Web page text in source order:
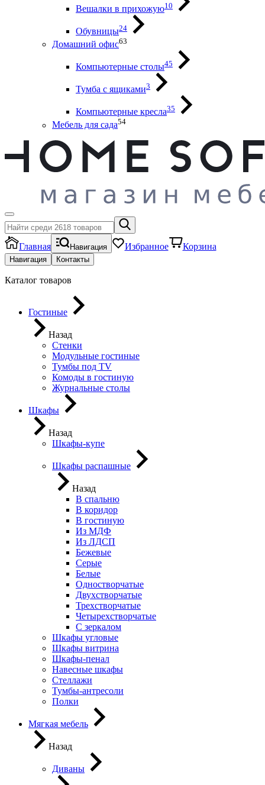
Вешалки в прихожую10
Обувницы24
Домашний офис63
Компьютерные столы45
Тумба с ящиками3
Компьютерные кресла35
Мебель для сада54
Главная Навигация Избранное Корзина
Навигация Контакты
Каталог товаров
Гостиные
Назад
Стенки
Модульные гостиные
Тумбы под ТV
Комоды в гостиную
Журнальные столы
Шкафы
Назад
Шкафы-купе
Шкафы распашные
Назад
В спальню
В коридор
В гостиную
Из МДФ
Из ЛДСП
Бежевые
Серые
Белые
Одностворчатые
Двухстворчатые
Трехстворчатые
Четырехстворчатые
С зеркалом
Шкафы угловые
Шкафы витрина
Шкафы-пенал
Навесные шкафы
Стеллажи
Тумбы-антресоли
Полки
Мягкая мебель
Назад
Диваны